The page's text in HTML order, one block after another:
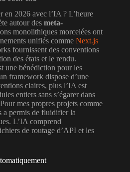
2026 avec l’IA ? L’heure
autour des meta-
monolithiques morcelées ont
unifiés comme Next.js
fournissent des conventions
des états et le rendu.
une bénédiction pour les
framework dispose d’une
claires, plus l’IA est
entiers sans s’égarer dans
mes propres projets comme
a permis de fluidifier la
L’IA comprend
de routage d’API et les